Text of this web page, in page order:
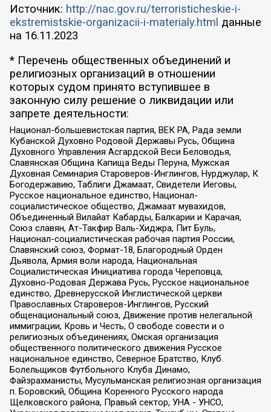
Источник: http://nac.gov.ru/terroristicheskie-i-
ekstremistskie-organizacii-i-materialy.html данные
на 16.11.2023
* Перечень общественных объединений и
религиозных организаций в отношении
которых судом принято вступившее в
законную силу решение о ликвидации или
запрете деятельности:
Национал-большевистская партия, ВЕК РА, Рада земли
Кубанской Духовно Родовой Державы Русь, Община
Духовного Управления Асгардской Веси Беловодья,
Славянская Община Капища Веды Перуна, Мужская
Духовная Семинария Староверов-Инглингов, Нурджулар, К
Богодержавию, Таблиги Джамаат, Свидетели Иеговы,
Русское национальное единство, Национал-
социалистическое общество, Джамаат мувахидов,
Объединенный Вилайат Кабарды, Балкарии и Карачая,
Союз славян, Ат-Такфир Валь-Хиджра, Пит Буль,
Национал-социалистическая рабочая партия России,
Славянский союз, Формат-18, Благородный Орден
Дьявола, Армия воли народа, Национальная
Социалистическая Инициатива города Череповца,
Духовно-Родовая Держава Русь, Русское национальное
единство, Древнерусской Инглистической церкви
Православных Староверов-Инглингов, Русский
общенациональный союз, Движение против нелегальной
иммиграции, Кровь и Честь, О свободе совести и о
религиозных объединениях, Омская организация
общественного политического движения Русское
национальное единство, Северное Братство, Клуб
Болельщиков Футбольного Клуба Динамо,
Файзрахманисты, Мусульманская религиозная организация
п. Боровский, Община Коренного Русского народа
Щелковского района, Правый сектор, УНА - УНСО,